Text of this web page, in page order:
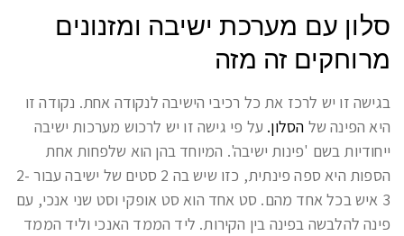
סלון עם מערכת ישיבה ומזנונים
מרוחקים זה מזה
בגישה זו יש לרכז את כל רכיבי הישיבה לנקודה אחת. נקודה זו
היא הפינה של הסלון. על פי גישה זו יש לרכוש מערכות ישיבה
ייחודיות בשם 'פינות ישיבה'. המיוחד בהן הוא שלפחות אחת
הספות היא ספה פינתית, כזו שיש בה 2 סטים של ישיבה עבור 2-
3 איש בכל אחד מהם. סט אחד הוא סט אופקי וסט שני אנכי, עם
פינה להלבשה בפינה בין הקירות. ליד הממד האנכי וליד הממד